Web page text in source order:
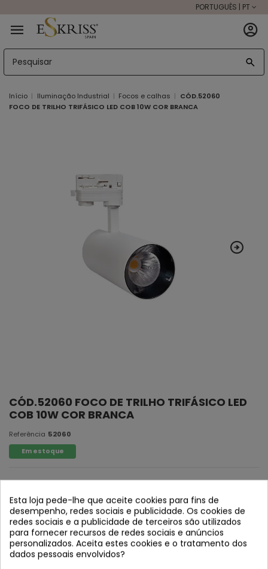
PORTUGUÊS | PT
Início Iluminação Industrial Focos e calhas
CÓD.52060
FOCO DE TRILHO TRIFÁSICO LED COB 10W COR BRANCA
CÓD.52060 FOCO DE TRILHO TRIFÁSICO LED
COB 10W COR BRANCA
Referência 52060
Em estoque
Esta loja pede-lhe que aceite cookies para fins de
desempenho, redes sociais e publicidade. Os cookies de
redes sociais e a publicidade de terceiros são utilizados
para fornecer recursos de redes sociais e anúncios
personalizados. Aceita estes cookies e o tratamento dos
dados pessoais envolvidos?